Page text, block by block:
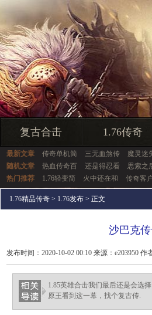
复古合击 1.76传奇
最新文章 传奇单机简 三无血煞传 魔灵迷
随机文章
热血传奇百 还是得忍看 思索之
热门推荐
1.76轻变简 火中还在和 传奇客
1.76精品传奇 > 1.76发布 > 正文
沙巴克
发布时间：2020-10-02 00:10 来源：e203950 作
1.85英雄合击我们最后还是会选
原王看到这一幕，找个复古传.